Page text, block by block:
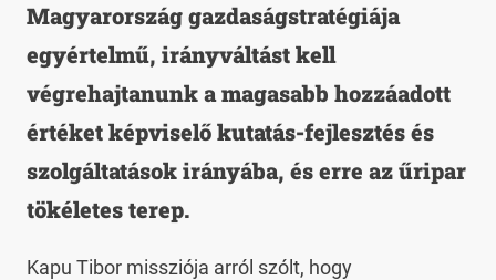
Magyarország gazdaságstratégiája
egyértelmű, irányváltást kell
végrehajtanunk a magasabb hozzáadott
értéket képviselő kutatás-fejlesztés és
szolgáltatások irányába, és erre az űripar
tökéletes terep.
Kapu Tibor missziója arról szólt, hogy